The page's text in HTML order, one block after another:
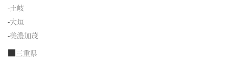
-土岐
-大垣
-美濃加茂
■三重県